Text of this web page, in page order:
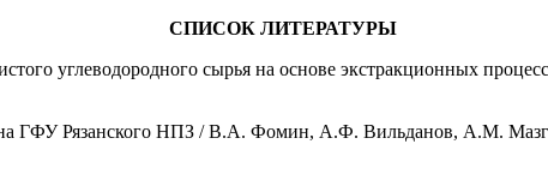
СПИСОК ЛИТЕРАТУРЫ
углеводородного сырья на основе экстракционных
ГФУ Рязанского НПЗ / В.А. Фомин, А.Ф. Вильданов, А.М.